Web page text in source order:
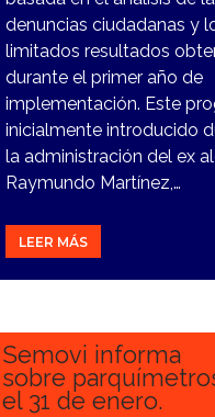
denuncias ciudadanas y
limitados resultados
durante el primer año de
implementación. Este
inicialmente introducido
la administración del ex
Raymundo Martínez,…
LEER MÁS
26
Semovi informa
sobre
el 31 de enero.